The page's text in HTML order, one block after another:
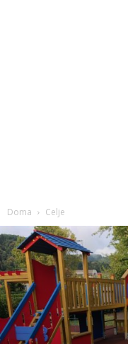
Doma Celje